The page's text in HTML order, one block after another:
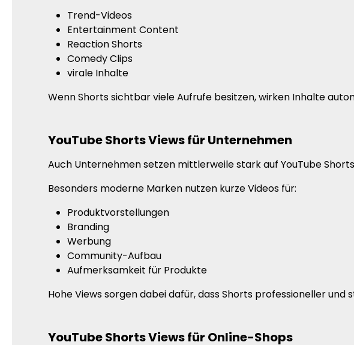
Trend-Videos
Entertainment Content
Reaction Shorts
Comedy Clips
virale Inhalte
Wenn Shorts sichtbar viele Aufrufe besitzen, wirken Inhalte
YouTube Shorts Views für Unternehmen
Auch Unternehmen setzen mittlerweile stark auf YouTube
Besonders moderne Marken nutzen kurze Videos für:
Produktvorstellungen
Branding
Werbung
Community-Aufbau
Aufmerksamkeit für Produkte
Hohe Views sorgen dabei dafür, dass Shorts professioneller
YouTube Shorts Views für Online-Shops